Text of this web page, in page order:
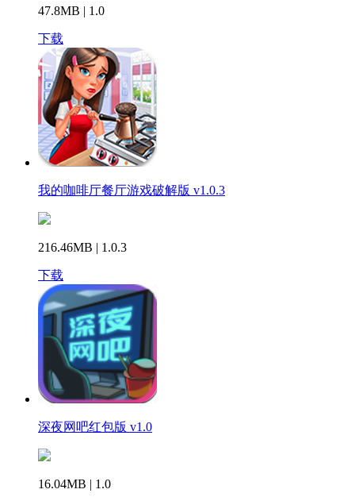
47.8MB | 1.0
下载
我的咖啡厅餐厅游戏破解版 v1.0.3
216.46MB | 1.0.3
下载
深夜网吧红包版 v1.0
16.04MB | 1.0